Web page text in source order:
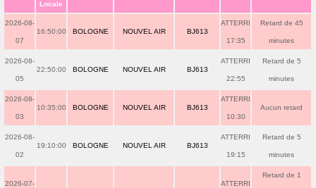
Locale
2026-08-
07
16:50:00 BOLOGNE NOUVEL AIR BJ613
ATTERRI
17:35
Retard de 45
minutes
2026-08-
05
22:50:00 BOLOGNE NOUVEL AIR BJ613
ATTERRI
22:55
Retard de 5
minutes
2026-08-
03
10:35:00 BOLOGNE NOUVEL AIR BJ613
ATTERRI
10:30
Aucun retard
2026-08-
02
19:10:00 BOLOGNE NOUVEL AIR BJ613
ATTERRI
19:15
Retard de 5
minutes
2026-07- ATTERRI
Retard de 1